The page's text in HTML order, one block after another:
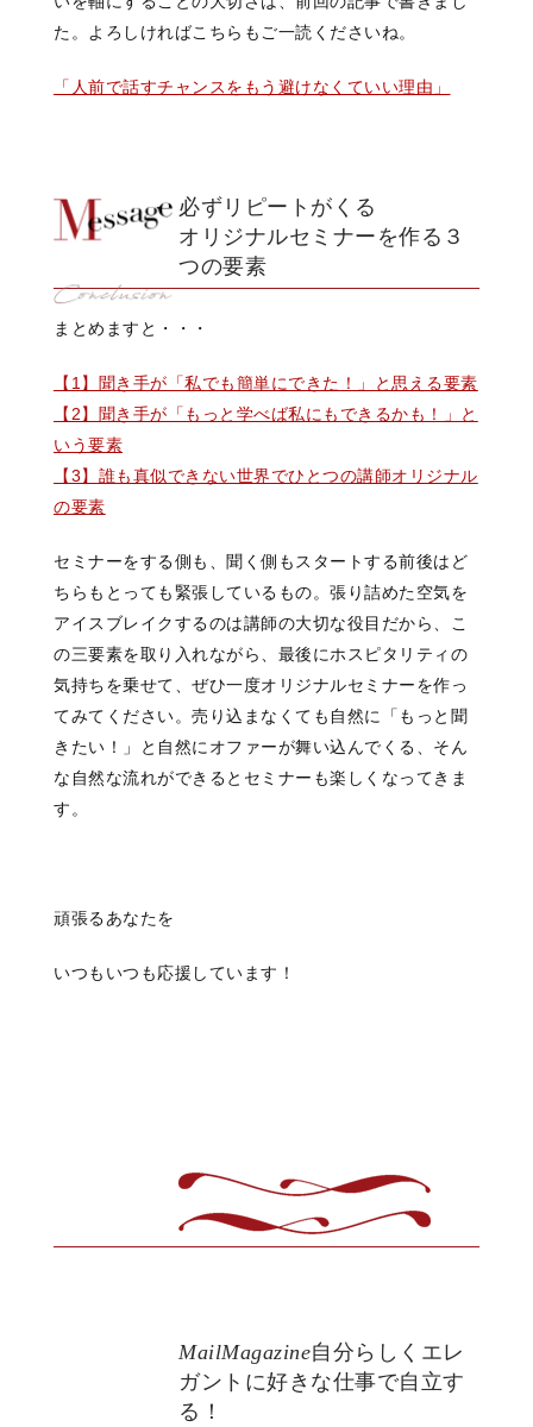
た。
よろしければこちらも ご一読くださいね。
「人前で話すチャンスをもう避けなくていい理由」
必ずリピートがくる
オリジナルセミナーを作る３
つの要素
まとめますと・・・
【1】聞き手が「私でも簡単にできた！」と思える要素
【2】聞き手が「もっと学べば私にもできるかも！」と
いう要素
【3】誰も真似できない世界でひとつの講師オリジナル
の要素
セミナーをする側も、聞く側もスタートする前後はど
ちらもとっても緊張しているもの。張り詰めた空気を
アイスブレイクするのは講師の大切な役目だから、こ
の三要素を取り入れながら、最後にホスピタリティの
気持ちを乗せて、ぜひ一度オリジナルセミナーを作っ
てみてください。売り込まなくても自然に「もっと聞
きたい！」と自然にオファーが舞い込んでくる、そん
な自然な流れができるとセミナーも楽しくなってきま
す。
頑張るあなたを
いつもいつも応援しています！
MailMagazine自分らしくエレ
ガントに好きな仕事で自立す
る！